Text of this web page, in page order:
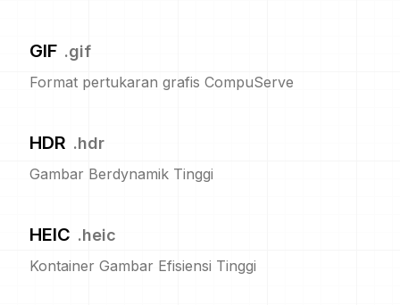
GIF .gif
Format pertukaran grafis CompuServe
HDR .hdr
Gambar Berdynamik Tinggi
HEIC .heic
Kontainer Gambar Efisiensi Tinggi